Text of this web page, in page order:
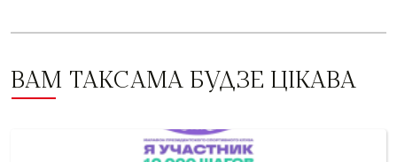
ВАМ ТАКСАМА БУДЗЕ ЦІКАВА